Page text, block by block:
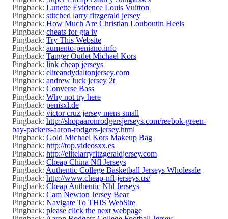
Pingback: Lunette Evidence Louis Vuitton
Pingback: stitched larry fitzgerald jersey
Pingback: How Much Are Christian Louboutin Heels
Pingback: cheats for gta iv
Pingback: Try This Website
Pingback: aumento-peniano.info
Pingback: Tanger Outlet Michael Kors
Pingback: link cheap jerseys
Pingback: eliteandydaltonjersey.com
Pingback: andrew luck jersey 2t
Pingback: Converse Bass
Pingback: Why not try here
Pingback: penisxl.de
Pingback: victor cruz jersey mens small
Pingback: http://shopaaronrodgersjerseys.com/reebok-green-
bay-packers-aaron-rodgers-jersey.html
Pingback: Gold Michael Kors Makeup Bag
Pingback: http://top.videosxx.es
Pingback: http://elitelarryfitzgeraldjersey.com
Pingback: Cheap China Nfl Jerseys
Pingback: Authentic College Basketball Jerseys Wholesale
Pingback: http://www.cheap-nfl-jerseys.us/
Pingback: Cheap Authentic Nhl Jerseys
Pingback: Cam Newton Jersey Bear
Pingback: Navigate To THIS WebSite
Pingback: please click the next webpage